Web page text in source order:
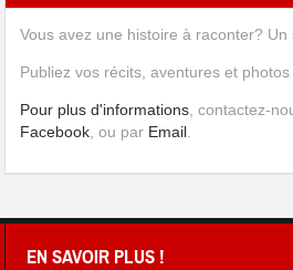
Vous avez une histoire à raconter?
Publiez vos récits, aventures et photos
Pour plus d'informations , contactez-
Facebook , ou par Email
EN SAVOIR PLUS !